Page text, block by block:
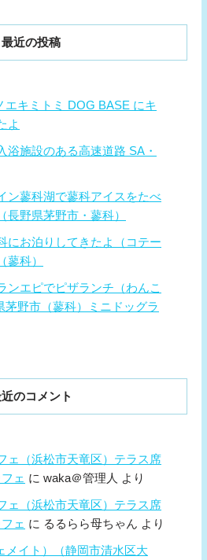
最近の投稿
エキミトミ DOG BASE にキ
よ
浴施設のある高速道路 SA・
ン蓼科湖で蓼科アイスをたべ
長野県茅野市・蓼科）
にお泊りしてきたよ（コテー
蓼科）
ンエピでピザランチ（わんこ
茅野市（蓼科）ミニドッグラ
のコメント
ェ（浜松市天竜区）テラス席
ェ に waka＠管理人 より
ェ（浜松市天竜区）テラス席
ェ に るるらら母ちゃん より
メイト）（静岡市清水区大